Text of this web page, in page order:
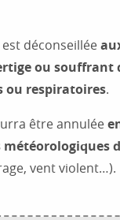
déconseillée
ou souffrant
ou respiratoires.
être annulée
vent violent…).